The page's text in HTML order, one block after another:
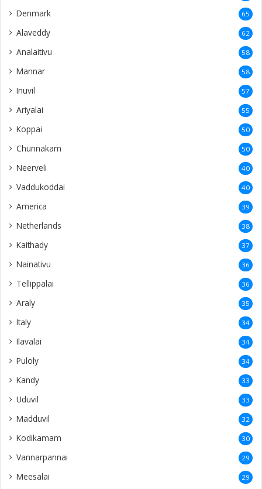
Denmark 65
Alaveddy 62
Analaitivu 58
Mannar 58
Inuvil 57
Ariyalai 55
Koppai 50
Chunnakam 50
Neerveli 40
Vaddukoddai 40
America 39
Netherlands 38
Kaithady 37
Nainativu 36
Tellippalai 36
Araly 35
Italy 34
Ilavalai 34
Puloly 34
Kandy 33
Uduvil 33
Madduvil 32
Kodikamam 30
Vannarpannai 29
Meesalai 29